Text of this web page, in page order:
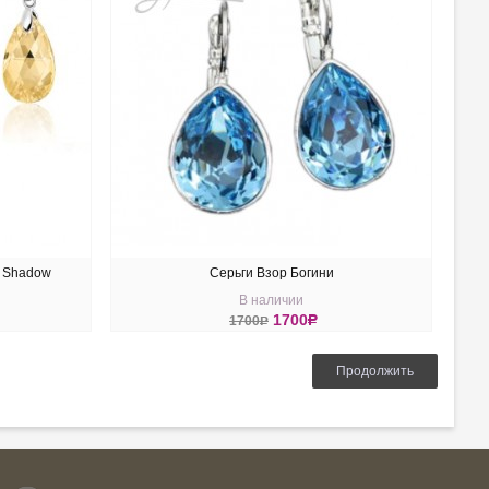
Shadow
Серьги Взор Богини
В наличии
1700R 1700R
Продолжить